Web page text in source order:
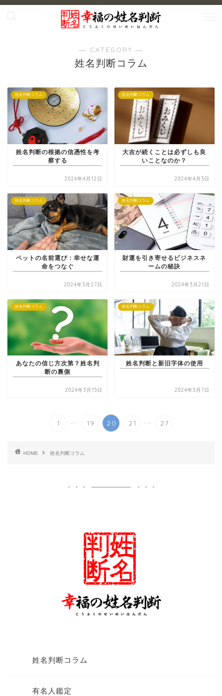
― CATEGORY ―
姓名判断コラム
姓名判断コラム
姓名判断の根拠の信憑性を考
察する
2024年4月12日
姓名判断コラム
大吉が続くことは必ずしも良
いことなのか？
2024年4月3日
姓名判断コラム
ペットの名前選び：幸せな運
命をつなぐ
2024年3月27日
姓名判断コラム
財運を引き寄せるビジネスネ
ームの秘訣
2024年3月21日
姓名判断コラム
あなたの信じ方次第？姓名判
断の裏側
2024年3月15日
姓名判断コラム
姓名判断と新旧字体の使用
2024年3月7日
1 ... 19 20 21 ... 27
HOME 姓名判断コラム
姓名判断コラム
有名人鑑定